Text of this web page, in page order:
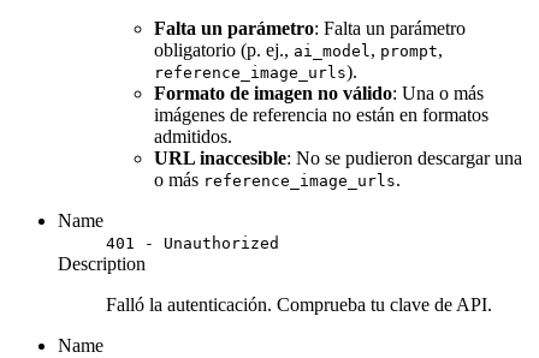
Falta un parámetro: Falta un parámetro
obligatorio (p. ej., ai_model, prompt,
reference_image_urls).
Formato de imagen no válido: Una o más
imágenes de referencia no están en formatos
admitidos.
URL inaccesible: No se pudieron descargar una
o más reference_image_urls.
Name
401 - Unauthorized
Description
Falló la autenticación. Comprueba tu clave de API.
Name